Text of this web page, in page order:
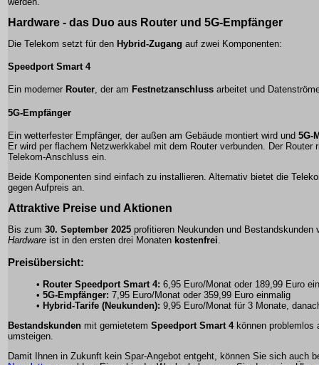
Hardware - das Duo aus Router und 5G-Empfänger
Die Telekom setzt für den Hybrid-Zugang auf zwei Komponenten:
Speedport Smart 4
Ein moderner Router, der am Festnetzanschluss arbeitet und
5G-Empfänger
Ein wetterfester Empfänger, der außen am Gebäude montiert wird und 5G-
Er wird per flachem Netzwerkkabel mit dem Router verbunden. Der
Telekom-Anschluss ein.
Beide Komponenten sind einfach zu installieren. Alternativ bietet die
gegen Aufpreis an.
Attraktive Preise und Aktionen
Bis zum 30. September 2025 profitieren Neukunden und Bestandskunden
Hardware ist in den ersten drei Monaten kostenfrei.
Preisübersicht:
• Router Speedport Smart 4: 6,95 Euro/Monat oder 189,99 Euro
• 5G-Empfänger: 7,95 Euro/Monat oder 359,99 Euro einmalig
• Hybrid-Tarife (Neukunden): 9,95 Euro/Monat für 3 Monate,
Bestandskunden mit gemietetem Speedport Smart 4können problemlos
umsteigen.
Damit Ihnen in Zukunft kein Spar-Angebot entgeht, können Sie sich auch